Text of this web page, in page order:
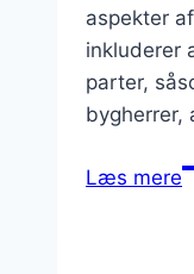
aspekter
inkluderer
parter,
bygherrer,
Læs mere